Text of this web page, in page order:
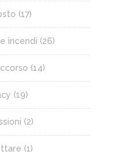
(17)
incendi (26)
(14)
(19)
(2)
(1)